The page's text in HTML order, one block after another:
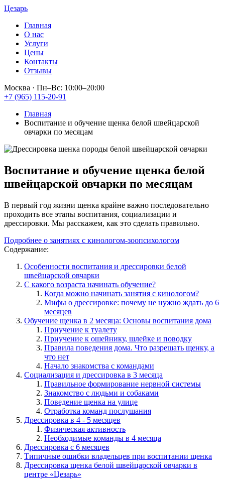
Цезарь
Главная
О нас
Услуги
Цены
Контакты
Отзывы
Москва · Пн–Вс: 10:00–20:00
+7 (965) 115-20-91
Главная
Воспитание и обучение щенка белой швейцарской
овчарки по месяцам
Воспитание и обучение щенка белой
швейцарской овчарки по месяцам
В первый год жизни щенка крайне важно последовательно
проходить все этапы воспитания, социализации и
дрессировки. Мы расскажем, как это сделать правильно.
Подробнее о занятиях с кинологом-зоопсихологом
Содержание:
Особенности воспитания и дрессировки белой
швейцарской овчарки
С какого возраста начинать обучение?
Когда можно начинать занятия с кинологом?
Мифы о дрессировке: почему не нужно ждать до 6
месяцев
Обучение щенка в 2 месяца: Основы воспитания дома
Приучение к туалету
Приучение к ошейнику, шлейке и поводку
Правила поведения дома. Что разрешать щенку, а
что нет
Начало знакомства с командами
Социализация и дрессировка в 3 месяца
Правильное формирование нервной системы
Знакомство с людьми и собаками
Поведение щенка на улице
Отработка команд послушания
Дрессировка в 4 - 5 месяцев
Физическая активность
Необходимые команды в 4 месяца
Дрессировка с 6 месяцев
Типичные ошибки владельцев при воспитании щенка
Дрессировка щенка белой швейцарской овчарки в
центре «Цезарь»